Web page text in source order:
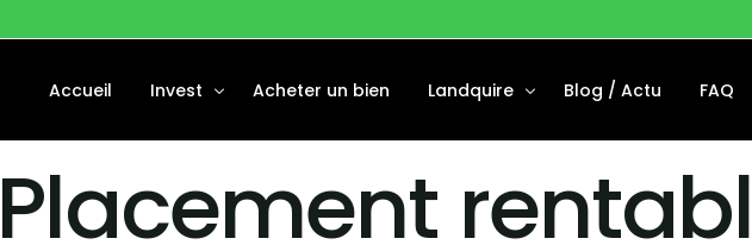
Accueil Invest
Offres Disponibles
Acheter un bien Landquire
À Propos
Blog / Actu FAQ
Placement